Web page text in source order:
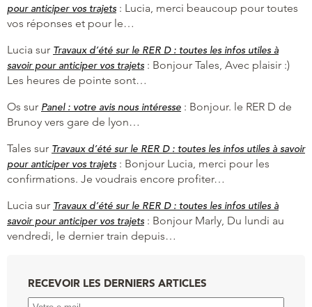
pour anticiper vos trajets : Lucia, merci beaucoup pour toutes
vos réponses et pour le…
Lucia sur Travaux d’été sur le RER D : toutes les infos utiles à
savoir pour anticiper vos trajets : Bonjour Tales, Avec plaisir :)
Les heures de pointe sont…
Os sur Panel : votre avis nous intéresse : Bonjour. le RER D de
Brunoy vers gare de lyon…
Tales sur Travaux d’été sur le RER D : toutes les infos utiles à savoir
pour anticiper vos trajets : Bonjour Lucia, merci pour les
confirmations. Je voudrais encore profiter…
Lucia sur Travaux d’été sur le RER D : toutes les infos utiles à
savoir pour anticiper vos trajets : Bonjour Marly, Du lundi au
vendredi, le dernier train depuis…
RECEVOIR LES DERNIERS ARTICLES